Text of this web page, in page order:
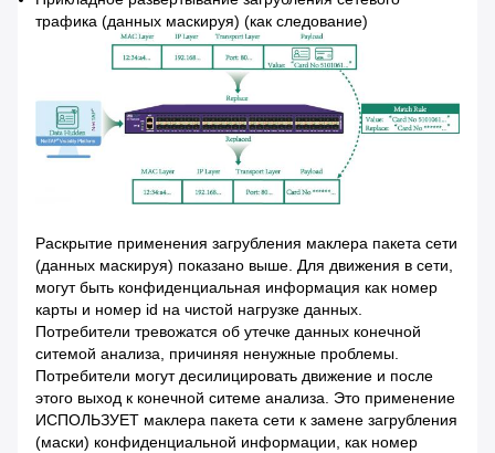
трафика (данных маскируя) (как следование)
Раскрытие применения загрубления маклера пакета сети
(данных маскируя) показано выше. Для движения в сети,
могут быть конфиденциальная информация как номер
карты и номер id на чистой нагрузке данных.
Потребители тревожатся об утечке данных конечной
ситемой анализа, причиняя ненужные проблемы.
Потребители могут десилицировать движение и после
этого выход к конечной ситеме анализа. Это применение
ИСПОЛЬЗУЕТ маклера пакета сети к замене загрубления
(маски) конфиденциальной информации, как номер